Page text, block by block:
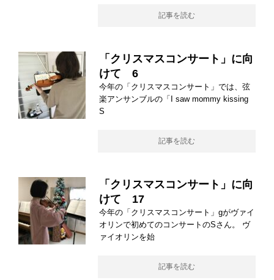
記事を読む
「クリスマスコンサート」に向
けて 6
今年の「クリスマスコンサート」では、弦
楽アンサンブルの「I saw mommy kissing
S
記事を読む
「クリスマスコンサート」に向
けて 17
今年の「クリスマスコンサート」gがヴァイ
オリンで初めてのコンサートのSさん。 ヴ
ァイオリンを始
記事を読む